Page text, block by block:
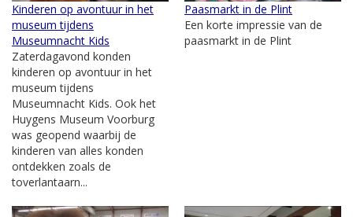
Kinderen op avontuur in het
museum tijdens
Museumnacht Kids
Zaterdagavond konden
kinderen op avontuur in het
museum tijdens
Museumnacht Kids. Ook het
Huygens Museum Voorburg
was geopend waarbij de
kinderen van alles konden
ontdekken zoals de
toverlantaarn...
Paasmarkt in de Plint
Een korte impressie van de
paasmarkt in de Plint